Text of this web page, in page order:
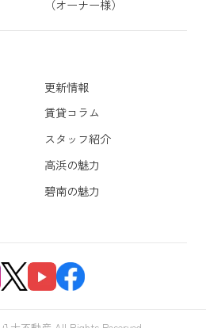
（オーナー様）
更新情報
賃貸コラム
スタッフ紹介
高浜の魅力
碧南の魅力